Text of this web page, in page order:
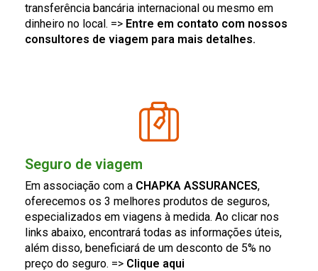
transferência bancária internacional ou mesmo em
dinheiro no local. => Entre em contato com nossos
consultores de viagem para mais detalhes.
Seguro de viagem
Em associação com a CHAPKA ASSURANCES,
oferecemos os 3 melhores produtos de seguros,
especializados em viagens à medida. Ao clicar nos
links abaixo, encontrará todas as informações úteis,
além disso, beneficiará de um desconto de 5% no
preço do seguro. => Clique aqui